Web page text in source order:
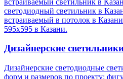
светодиодный светильник в
встраиваемый в потолок в
595х595 в Казани.
Дизайнерские
Дизайнерские светодиодные
форм и размеров по проекту: